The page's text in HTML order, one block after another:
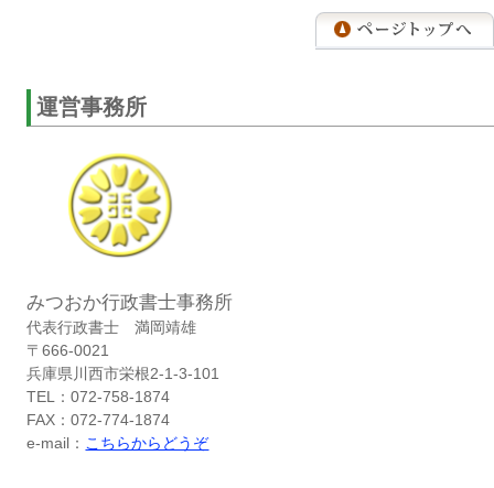
運営事務所
みつおか行政書士事務所
代表行政書士 満岡靖雄
〒666-0021
兵庫県川西市栄根2-1-3-101
TEL：072-758-1874
FAX：072-774-1874
e-mail： こちらからどうぞ